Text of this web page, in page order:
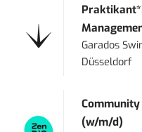
Garados
Düsseldorf
(w/m/d)